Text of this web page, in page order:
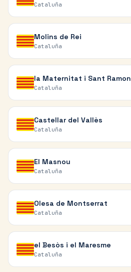
Cataluña
Molins de Rei
Cataluña
la Maternitat i Sant Ramon
Cataluña
Castellar del Vallès
Cataluña
El Masnou
Cataluña
Olesa de Montserrat
Cataluña
el Besòs i el Maresme
Cataluña